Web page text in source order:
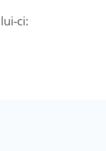
ci: